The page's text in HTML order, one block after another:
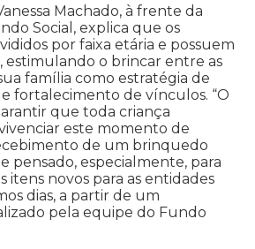
Machado, à frente da
Social, explica que os
por faixa etária e possuem
estimulando o brincar entre as
família como estratégia de
fortalecimento de vínculos. “O
que toda criança
este momento de
de um brinquedo
pensado, especialmente, para
itens novos para as entidades
dias, a partir de um
pela equipe do Fundo